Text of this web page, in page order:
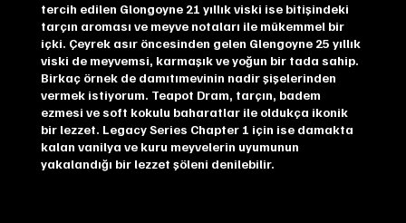
tercih edilen Glongoyne 21 yıllık viski ise bitişindeki
tarçın aroması ve meyve notaları ile mükemmel bir
içki. Çeyrek asır öncesinden gelen Glengoyne 25 yıllık
viski de meyvemsi, karmaşık ve yoğun bir tada sahip.
Birkaç örnek de damıtımevinin nadir şişelerinden
vermek istiyorum. Teapot Dram, tarçın, badem
ezmesi ve soft kokulu baharatlar ile oldukça ikonik
bir lezzet. Legacy Series Chapter 1 için ise damakta
kalan vanilya ve kuru meyvelerin uyumunun
yakalandığı bir lezzet şöleni denilebilir.